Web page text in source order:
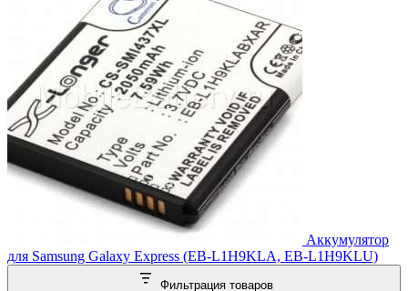
Аккумулятор
для Samsung Galaxy Express (EB-L1H9KLA, EB-L1H9KLU)
Фильтрация товаров